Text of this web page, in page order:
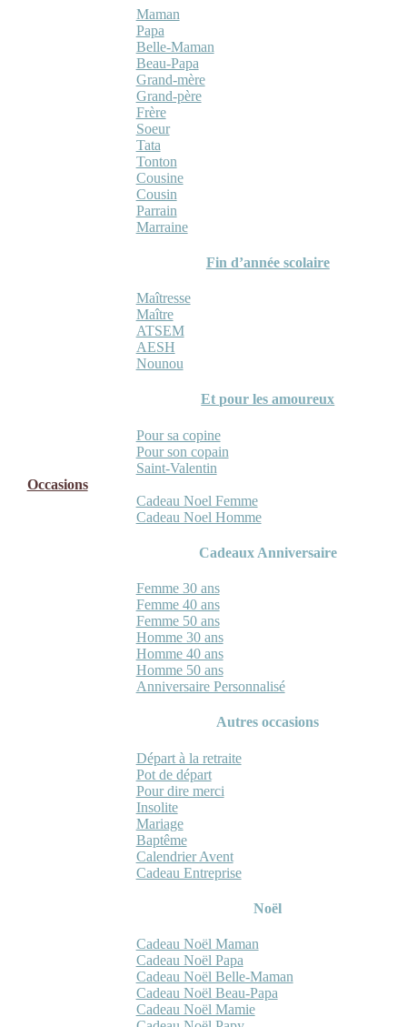
Maman
Papa
Belle-Maman
Beau-Papa
Grand-mère
Grand-père
Frère
Soeur
Tata
Tonton
Cousine
Cousin
Parrain
Marraine
Fin d’année scolaire
Maîtresse
Maître
ATSEM
AESH
Nounou
Et pour les amoureux
Pour sa copine
Pour son copain
Saint-Valentin
Occasions
Cadeau Noel Femme
Cadeau Noel Homme
Cadeaux Anniversaire
Femme 30 ans
Femme 40 ans
Femme 50 ans
Homme 30 ans
Homme 40 ans
Homme 50 ans
Anniversaire Personnalisé
Autres occasions
Départ à la retraite
Pot de départ
Pour dire merci
Insolite
Mariage
Baptême
Calendrier Avent
Cadeau Entreprise
Noël
Cadeau Noël Maman
Cadeau Noël Papa
Cadeau Noël Belle-Maman
Cadeau Noël Beau-Papa
Cadeau Noël Mamie